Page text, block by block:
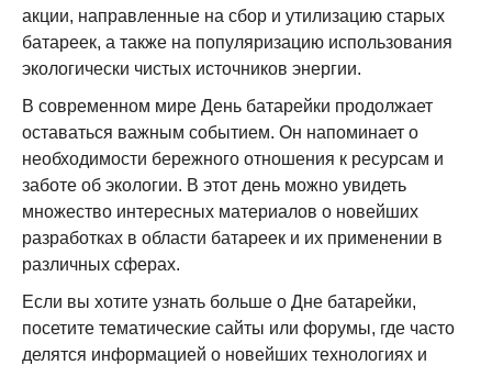
акции, направленные на сбор и утилизацию старых
батареек, а также на популяризацию использования
экологически чистых источников энергии.
В современном мире День батарейки продолжает
оставаться важным событием. Он напоминает о
необходимости бережного отношения к ресурсам и
заботе об экологии. В этот день можно увидеть
множество интересных материалов о новейших
разработках в области батареек и их применении в
различных сферах.
Если вы хотите узнать больше о Дне батарейки,
посетите тематические сайты или форумы, где часто
делятся информацией о новейших технологиях и